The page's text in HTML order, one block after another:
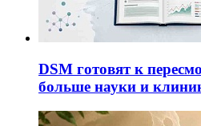
DSM готовят к
больше науки и